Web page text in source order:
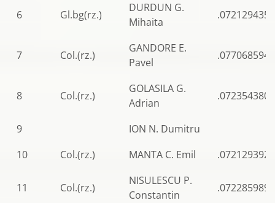
6 Gl.bg(rz.)
DURDUN G.
Mihaita
.0721294358
7 Col.(rz.)
GANDORE E.
Pavel
.0770685941
8 Col.(rz.)
GOLASILA G.
Adrian
.0723543807
9
ION N. Dumitru
10
Col.(rz.) MANTA C. Emil .0721293920
11 Col.(rz.)
NISULESCU P.
Constantin
.0722859893